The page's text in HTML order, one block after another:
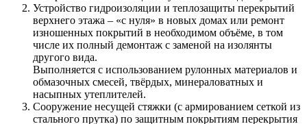
Устройство гидроизоляции и теплозащиты перекрытий
верхнего этажа – «с нуля» в новых домах или ремонт
изношенных покрытий в необходимом объёме, в том
числе их полный демонтаж с заменой на изолянты
другого вида.
Выполняется с использованием рулонных материалов и
обмазочных смесей, твёрдых, минераловатных и
насыпных утеплителей.
Сооружение несущей стяжки (с армированием сеткой из
стального прутка) по защитным покрытиям перекрытия